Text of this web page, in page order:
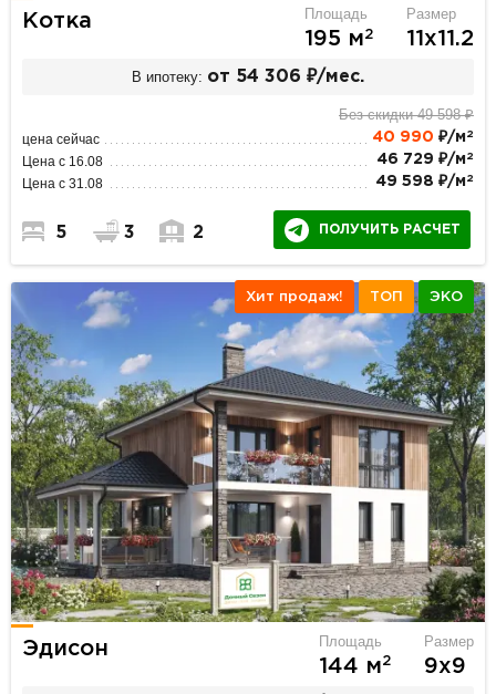
Котка Площадь
195 м2
Размер
11х11.2
В ипотеку: от 54 306 ₽/мес.
Без скидки 49 598 ₽
цена сейчас 40 990 ₽/м 2
Цена с 16.08 46 729 ₽/м 2
Цена с 31.08 49 598 ₽/м 2
5 3 2 ПОЛУЧИТЬ РАСЧЕТ
Хит продаж! ТОП ЭКО
Эдисон Площадь
144 м2
Размер
9х9